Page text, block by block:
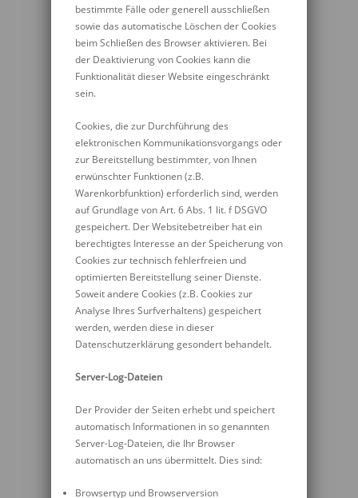
bestimmte Fälle oder generell ausschließen
sowie das automatische Löschen der Cookies
beim Schließen des Browser aktivieren. Bei
der Deaktivierung von Cookies kann die
Funktionalität dieser Website eingeschränkt
sein.
Cookies, die zur Durchführung des
elektronischen Kommunikationsvorgangs oder
zur Bereitstellung bestimmter, von Ihnen
erwünschter Funktionen (z.B.
Warenkorbfunktion) erforderlich sind, werden
auf Grundlage von Art. 6 Abs. 1 lit. f DSGVO
gespeichert. Der Websitebetreiber hat ein
berechtigtes Interesse an der Speicherung von
Cookies zur technisch fehlerfreien und
optimierten Bereitstellung seiner Dienste.
Soweit andere Cookies (z.B. Cookies zur
Analyse Ihres Surfverhaltens) gespeichert
werden, werden diese in dieser
Datenschutzerklärung gesondert behandelt.
Server-Log-Dateien
Der Provider der Seiten erhebt und speichert
automatisch Informationen in so genannten
Server-Log-Dateien, die Ihr Browser
automatisch an uns übermittelt. Dies sind:
Browsertyp und Browserversion